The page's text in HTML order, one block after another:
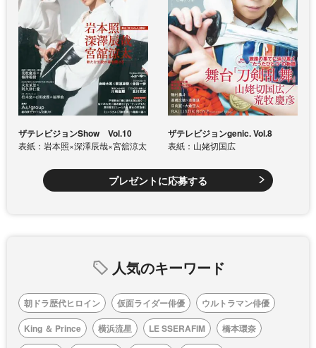
ザテレビジョンShow Vol.10
表紙：岩本照×深澤辰哉×宮舘涼太
ザテレビジョンgenic. Vol.8
表紙：山姥切国広
プレゼントに応募する
人気のキーワード
朝ドラ歴代ヒロイン 仮面ライダー俳優
ウルトラマン俳優
King ＆ Prince
横浜流星 LE SSERAFIM
橋本環奈